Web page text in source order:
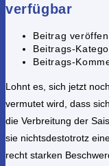
verfügbar
Beitrag
Beitrags-
Beitrags-
Lohnt es, sich jetzt
vermutet wird, dass
die Verbreitung der
sie nichtsdestotrotz
recht starken